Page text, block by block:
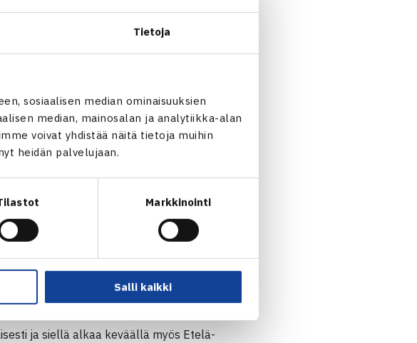
Tietoja
sosiaalisen median ominaisuuksien
median, mainosalan ja analytiikka-alan
voivat yhdistää näitä tietoja muihin
heidän palvelujaan.
Markkinointi
Salli kaikki
menestyneet erinomaisesti. Heiltä löytyy
huippumailla on tapana olla. Lisäksi
kaksinpelaajaa löytyy rankingin
suomalainen tenniksen seuraaja, mutta
ja useampikin heistä voitti ensimmäisen
mutta nyt ollaan semmoisella tasolla, että
-joukkueen kapteeni Nieminen.
Suomen hyväksi. Arvonnan tulos
olisi todennäköisesti pelattu
arpa oli saada kamppailu kotiin.
ja siellä alkaa keväällä myös Etelä-